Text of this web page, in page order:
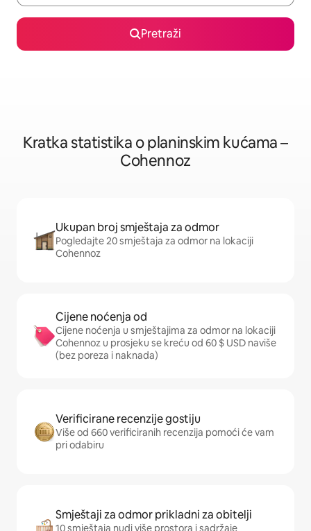
Pretraži
Kratka statistika o planinskim kućama –
Cohennoz
Ukupan broj smještaja za odmor
Pogledajte 20 smještaja za odmor na lokaciji
Cohennoz
Cijene noćenja od
Cijene noćenja u smještajima za odmor na lokaciji
Cohennoz u prosjeku se kreću od 60 $ USD naviše
(bez poreza i naknada)
Verificirane recenzije gostiju
Više od 660 verificiranih recenzija pomoći će vam
pri odabiru
Smještaji za odmor prikladni za obitelji
10 smještaja nudi više prostora i sadržaje